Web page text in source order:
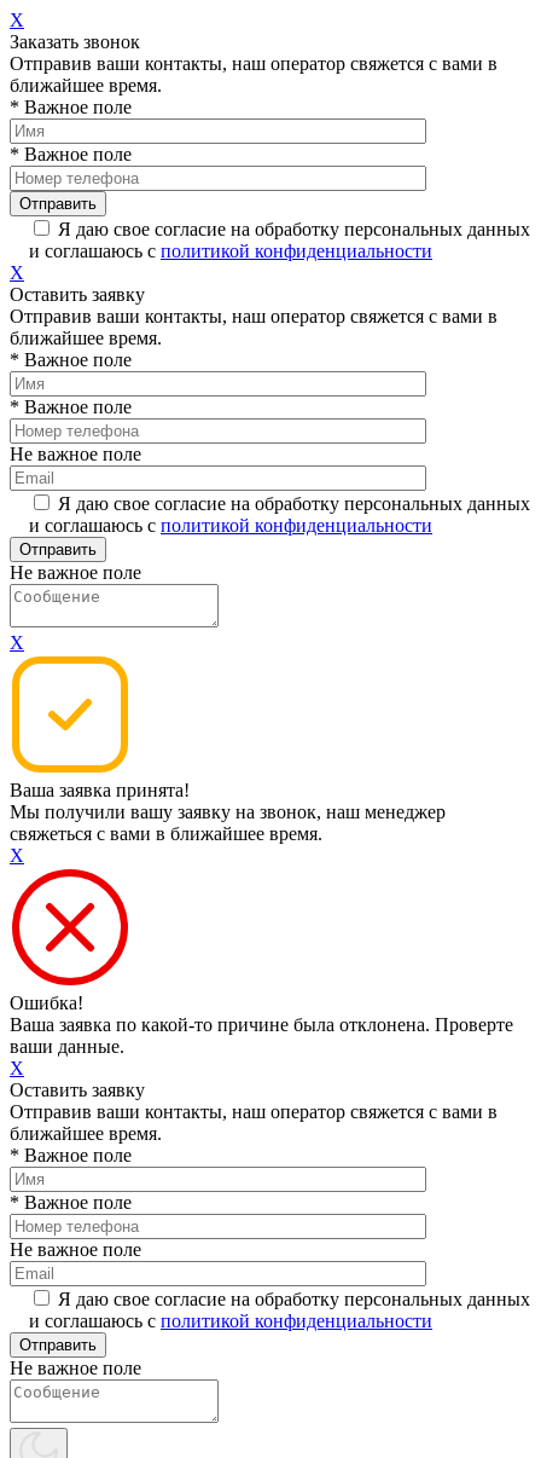
X
Заказать звонок
Отправив ваши контакты, наш оператор свяжется с вами в
ближайшее время.
* Важное поле
* Важное поле
Я даю свое согласие на обработку персональных данных
и соглашаюсь с политикой конфиденциальности
X
Оставить заявку
Отправив ваши контакты, наш оператор свяжется с вами в
ближайшее время.
* Важное поле
* Важное поле
Не важное поле
Я даю свое согласие на обработку персональных данных
и соглашаюсь с политикой конфиденциальности
Не важное поле
X
Ваша заявка принята!
Мы получили вашу заявку на звонок, наш менеджер
свяжеться с вами в ближайшее время.
X
Ошибка!
Ваша заявка по какой-то причине была отклонена. Проверте
ваши данные.
X
Оставить заявку
Отправив ваши контакты, наш оператор свяжется с вами в
ближайшее время.
* Важное поле
* Важное поле
Не важное поле
Я даю свое согласие на обработку персональных данных
и соглашаюсь с политикой конфиденциальности
Не важное поле